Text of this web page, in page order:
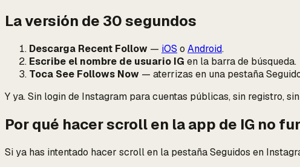
La versión de 30 segundos
Descarga Recent Follow — iOS o Android.
Escribe el nombre de usuario IG en la barra de búsqueda.
Toca See Follows Now — aterrizas en una pestaña
Y ya. Sin login de Instagram para cuentas públicas, sin registro,
Por qué hacer scroll en la app de IG no
Si ya has intentado hacer scroll en la pestaña Seguidos en